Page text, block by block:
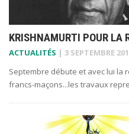
KRISHNAMURTI POUR LA
ACTUALITÉS | 3 SEPTEMBRE
Septembre débute et avec lui la
francs-maçons...les travaux